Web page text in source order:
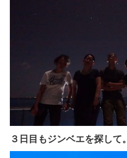
３日目もジンベエを探して。